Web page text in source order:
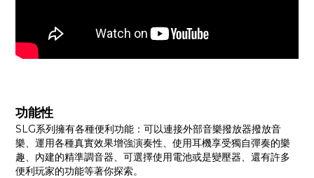
功能性
SLG系列擁有各種便利功能：可以連接外部音樂撥放器撥放音
樂、運用各種真實效果增強演奏性、使用耳機享受獨自彈奏的樂
趣、內建的精準調音器、可選擇使用電池或是變壓器、還有許多
便利玩家的功能等著你探索。